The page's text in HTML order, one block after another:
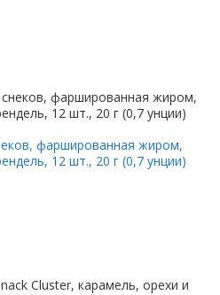
фаршированная жиром,
12 шт., 20 г (0,7 унции)